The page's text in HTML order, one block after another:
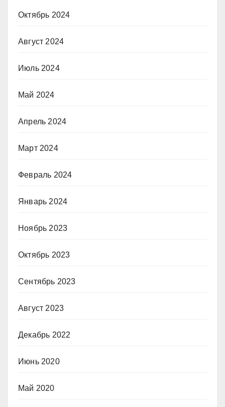
Октябрь 2024
Август 2024
Июль 2024
Май 2024
Апрель 2024
Март 2024
Февраль 2024
Январь 2024
Ноябрь 2023
Октябрь 2023
Сентябрь 2023
Август 2023
Декабрь 2022
Июнь 2020
Май 2020